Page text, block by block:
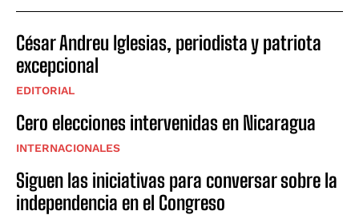
César Andreu Iglesias, periodista y patriota
excepcional
EDITORIAL
Cero elecciones intervenidas en Nicaragua
INTERNACIONALES
Siguen las iniciativas para conversar sobre la
independencia en el Congreso